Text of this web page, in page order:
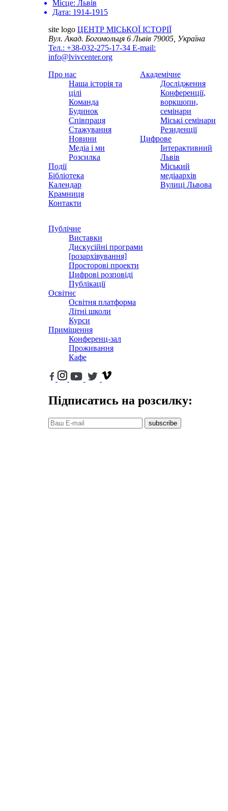
Місце: Львів
Дата: 1914-1915
site logo ЦЕНТР МІСЬКОЇ ІСТОРІЇ
Вул. Акад. Богомольця 6Львів 79005, Україна
Тел.: +38-032-275-17-34 E-mail:
info@lvivcenter.org
Про нас
Наша історія та
цілі
Команда
Будинок
Співпраця
Стажування
Новини
Медіа і ми
Розсилка
Події
Бібліотека
Календар
Крамниця
Контакти
Академічне
Дослідження
Конференції,
воркшопи,
семінари
Міські семінари
Резиденції
Цифрове
Інтерактивний
Львів
Міський
медіаархів
Вулиці Львова
Публічне
Виставки
Дискусійні програми
[розархівування]
Просторові проекти
Цифрові розповіді
Публікації
Освітнє
Освітня платформа
Літні школи
Курси
Приміщення
Конференц-зал
Проживання
Кафе
Підписатись на розсилку:
subscribe